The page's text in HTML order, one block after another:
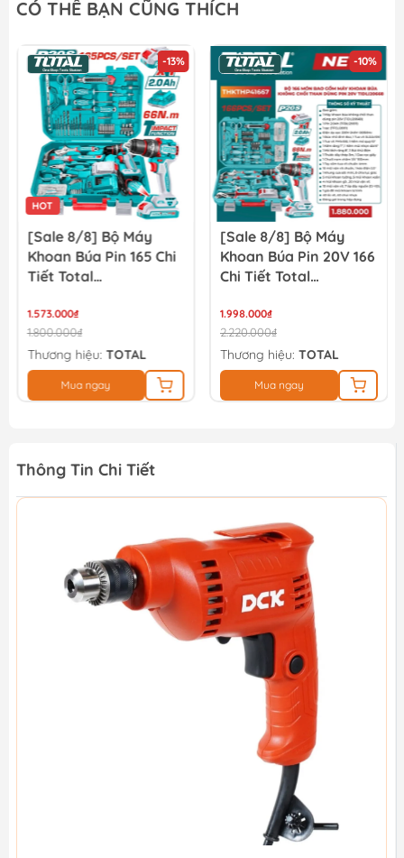
CÓ THỂ BẠN CŨNG THÍCH
-13%
HOT
[Sale 8/8] Bộ Máy
Khoan Búa Pin 165 Chi
Tiết Total
1.573.000₫
1.800.000₫
Thương hiệu: TOTAL
Mua ngay
-10%
[Sale 8/8] Bộ Máy
Khoan Búa Pin 20V 166
Chi Tiết Total
THKTHP41667
1.998.000₫
2.220.000₫
Thương hiệu: TOTAL
Mua ngay
Thông Tin Chi Tiết